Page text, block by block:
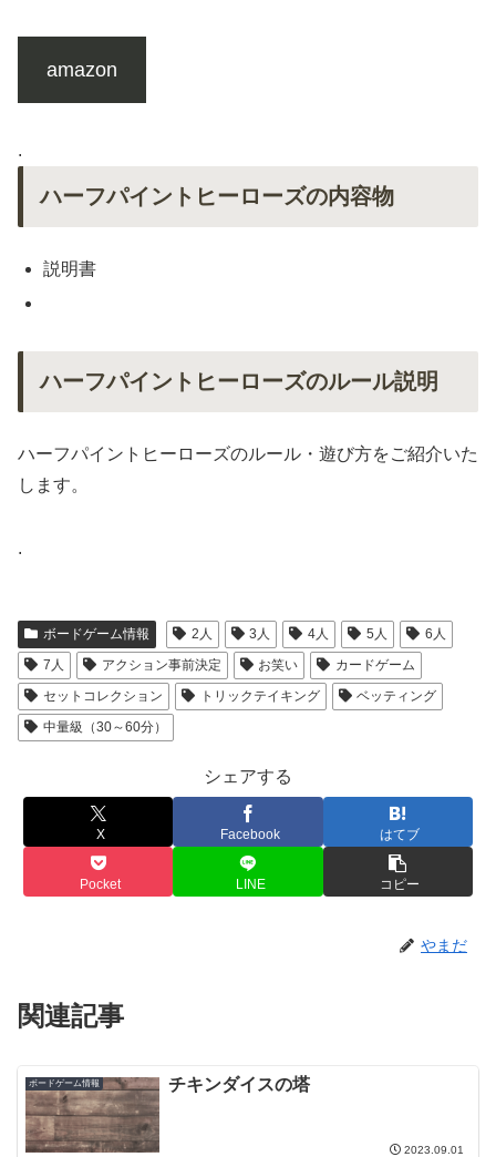
amazon
.
ハーフパイントヒーローズの内容物
説明書
ハーフパイントヒーローズのルール説明
ハーフパイントヒーローズのルール・遊び方をご紹介いた
します。
.
ボードゲーム情報 2人 3人 4人 5人
6人
7人
アクション事前決定 お笑い
カードゲーム
セットコレクション
トリックテイキング
ベッティング
中量級（30～60分）
シェアする
X Facebook はてブ
Pocket LINE コピー
やまだ
関連記事
ボードゲーム情報 チキンダイスの塔
2023.09.01